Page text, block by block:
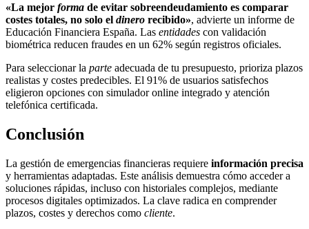
«La mejor forma de evitar sobreendeudamiento es comparar
costes totales, no solo el dinero recibido», advierte un informe de
Educación Financiera España. Las entidades con validación
biométrica reducen fraudes en un 62% según registros oficiales.
Para seleccionar la parte adecuada de tu presupuesto, prioriza plazos
realistas y costes predecibles. El 91% de usuarios satisfechos
eligieron opciones con simulador online integrado y atención
telefónica certificada.
Conclusión
La gestión de emergencias financieras requiere información precisa
y herramientas adaptadas. Este análisis demuestra cómo acceder a
soluciones rápidas, incluso con historiales complejos, mediante
procesos digitales optimizados. La clave radica en comprender
plazos, costes y derechos como cliente.